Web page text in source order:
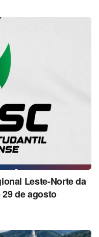
Leste-Norte da
de agosto